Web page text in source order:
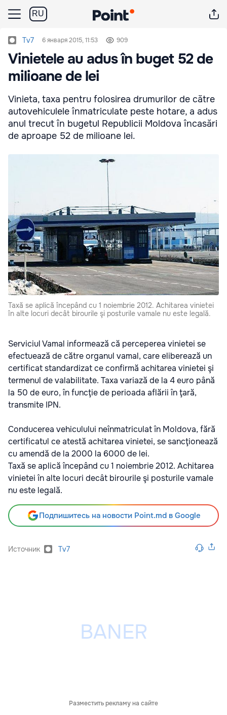
RU
Tv7 6 января 2015, 11:53 909
Vinietele au adus în buget 52 de
milioane de lei
Vinieta, taxa pentru folosirea drumurilor de către
autovehiculele înmatriculate peste hotare, a adus
anul trecut în bugetul Republicii Moldova încasări
de aproape 52 de milioane lei.
Taxă se aplică începând cu 1 noiembrie 2012. Achitarea vinietei
în alte locuri decât birourile şi posturile vamale nu este legală.
Serviciul Vamal informează că perceperea vinietei se
efectuează de către organul vamal, care eliberează un
certificat standardizat ce confirmă achitarea vinietei şi
termenul de valabilitate. Taxa variază de la 4 euro până
la 50 de euro, în funcţie de perioada aflării în ţară,
transmite IPN.
Conducerea vehiculului neînmatriculat în Moldova, fără
certificatul ce atestă achitarea vinietei, se sancţionează
cu amendă de la 2000 la 6000 de lei.
Taxă se aplică începând cu 1 noiembrie 2012. Achitarea
vinietei în alte locuri decât birourile şi posturile vamale
nu este legală.
Подпишитесь на новости Point.md в Google
Источник Tv7
Разместить рекламу на сайте